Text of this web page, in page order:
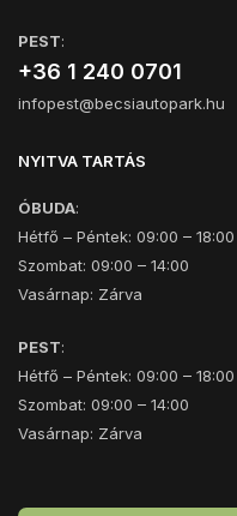
PEST:
+36 1 240 0701
infopest@becsiautopark.hu
NYITVA TARTÁS
ÓBUDA:
Hétfő – Péntek: 09:00 – 18:00
Szombat: 09:00 – 14:00
Vasárnap: Zárva
PEST:
Hétfő – Péntek: 09:00 – 18:00
Szombat: 09:00 – 14:00
Vasárnap: Zárva